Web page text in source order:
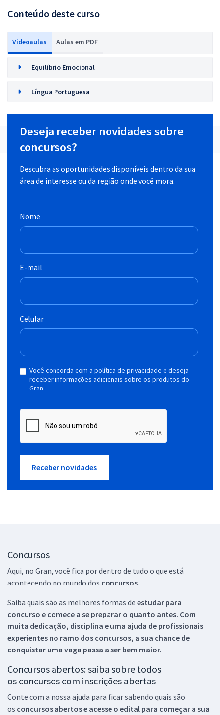
Conteúdo deste curso
Videoaulas Aulas em PDF
Equilíbrio Emocional
Língua Portuguesa
Deseja receber novidades sobre
concursos?
Descubra as oportunidades disponíveis dentro da sua
área de interesse ou da região onde você mora.
Nome
E-mail
Celular
Você concorda com a política de privacidade e deseja
receber informações adicionais sobre os produtos do
Gran.
Receber novidades
Concursos
Aqui, no Gran, você fica por dentro de tudo o que está
acontecendo no mundo dos concursos.
Saiba quais são as melhores formas de estudar para
concurso e comece a se preparar o quanto antes. Com
muita dedicação, disciplina e uma ajuda de profissionais
experientes no ramo dos concursos, a sua chance de
conquistar uma vaga passa a ser bem maior.
Concursos abertos: saiba sobre todos
os concursos com inscrições abertas
Conte com a nossa ajuda para ficar sabendo quais são
os concursos abertos e acesse o edital para começar a sua